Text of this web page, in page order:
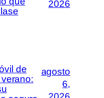
2026
de
agosto
6,